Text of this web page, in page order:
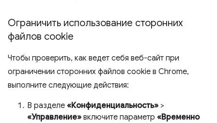
Ограничить использование сторонних
файлов cookie
Чтобы проверить, как ведет себя веб-сайт при
ограничении сторонних файлов cookie в Chrome,
выполните следующие действия:
В разделе «Конфиденциальность» >
«Управление» включите параметр «Временно